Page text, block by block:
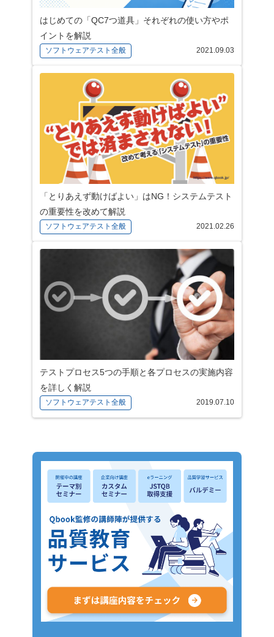
はじめての「QC7つ道具」それぞれの使い方やポ
イントを解説
ソフトウェアテスト全般 2021.09.03
「とりあえず動けばよい」はNG！システムテスト
の重要性を改めて解説
ソフトウェアテスト全般 2021.02.26
テストプロセス5つの手順と各プロセスの実施内容
を詳しく解説
ソフトウェアテスト全般 2019.07.10